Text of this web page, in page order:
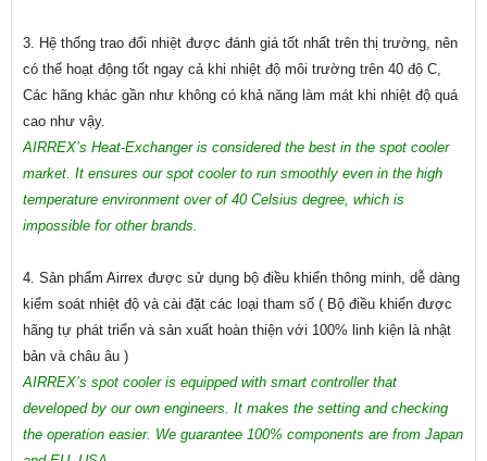
3. Hệ thống trao đổi nhiệt được đánh giá tốt nhất trên thị trường, nên
có thể hoạt động tốt ngay cả khi nhiệt độ môi trường trên 40 độ C,
Các hãng khác gần như không có khả năng làm mát khi nhiệt độ quá
cao như vậy.
AIRREX’s Heat-Exchanger is considered the best in the spot cooler
market. It ensures our spot cooler to run smoothly even in the high
temperature environment over of 40 Celsius degree, which is
impossible for other brands.
4. Sản phẩm Airrex được sử dụng bộ điều khiển thông minh, dễ dàng
kiểm soát nhiệt độ và cài đặt các loại tham số ( Bộ điều khiển được
hãng tự phát triển và sản xuất hoàn thiện với 100% linh kiện là nhật
bản và châu âu )
AIRREX’s spot cooler is equipped with smart controller that
developed by our own engineers. It makes the setting and checking
the operation easier. We guarantee 100% components are from Japan